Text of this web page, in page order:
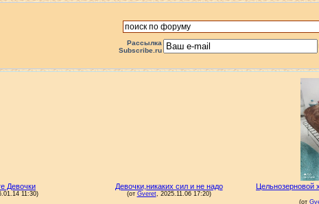
Рассылка
Subscribe.ru